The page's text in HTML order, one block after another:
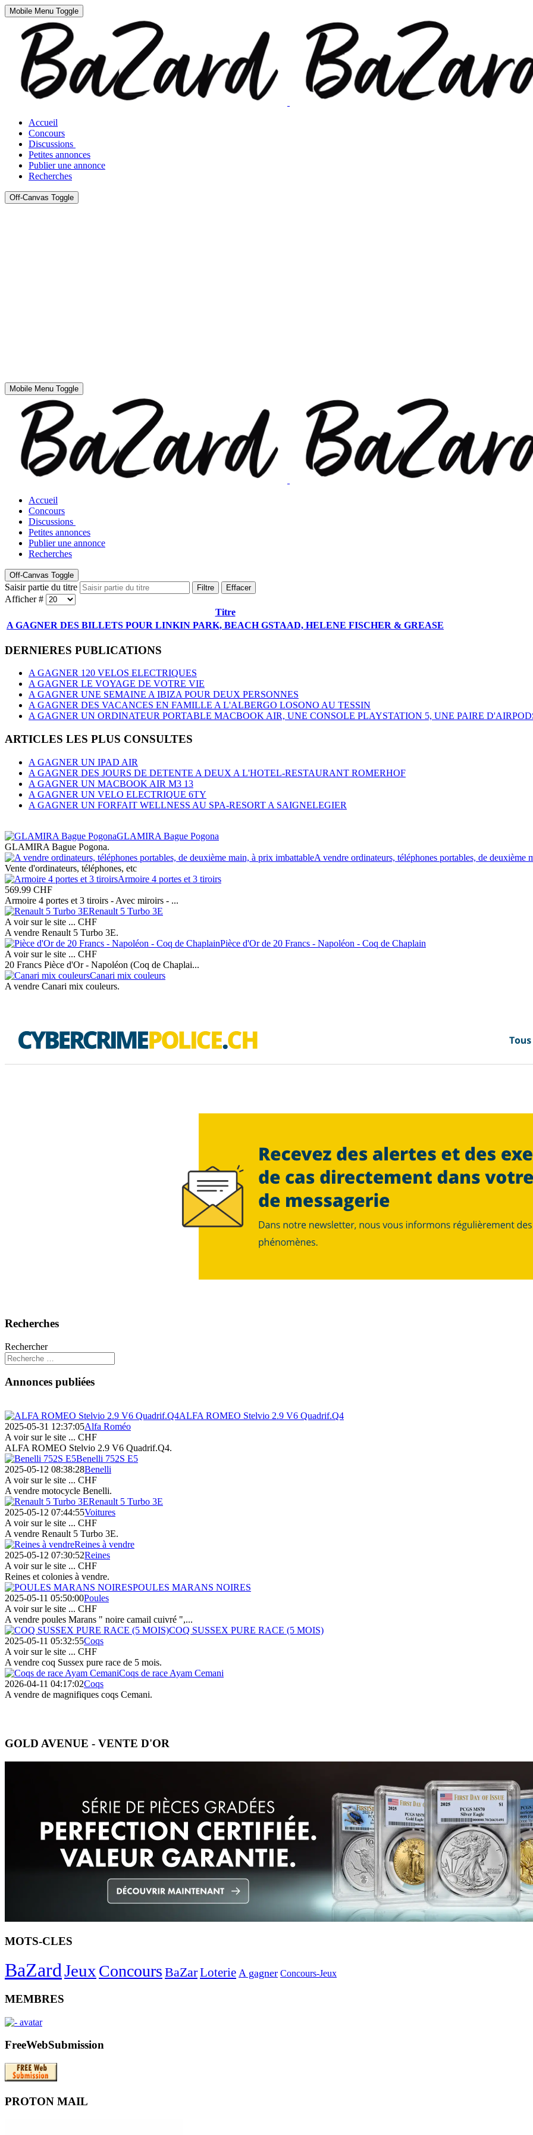
Mobile Menu Toggle
Accueil
Concours
Discussions
Petites annonces
Publier une annonce
Recherches
Off-Canvas Toggle
Mobile Menu Toggle
Accueil
Concours
Discussions
Petites annonces
Publier une annonce
Recherches
Off-Canvas Toggle
Saisir partie du titre Filtre Effacer
Afficher #
Titre
A GAGNER DES BILLETS POUR LINKIN PARK, BEACH GSTAAD, HELENE FISCHER & GREASE
DERNIERES PUBLICATIONS
A GAGNER 120 VELOS ELECTRIQUES
A GAGNER LE VOYAGE DE VOTRE VIE
A GAGNER UNE SEMAINE A IBIZA POUR DEUX PERSONNES
A GAGNER DES VACANCES EN FAMILLE A L'ALBERGO LOSONO AU TESSIN
A GAGNER UN ORDINATEUR PORTABLE MACBOOK AIR, UNE CONSOLE PLAYSTATION 5, UNE PAIRE
ARTICLES LES PLUS CONSULTES
A GAGNER UN IPAD AIR
A GAGNER DES JOURS DE DETENTE A DEUX A L'HOTEL-RESTAURANT ROMERHOF
A GAGNER UN MACBOOK AIR M3 13
A GAGNER UN VELO ELECTRIQUE 6TY
A GAGNER UN FORFAIT WELLNESS AU SPA-RESORT A SAIGNELEGIER
GLAMIRA Bague Pogona
GLAMIRA Bague Pogona.
A vendre ordinateurs, téléphones portables, de deuxième
Vente d'ordinateurs, téléphones, etc
Armoire 4 portes et 3 tiroirs
569.99 CHF
Armoire 4 portes et 3 tiroirs - Avec miroirs - ...
Renault 5 Turbo 3E
A voir sur le site ... CHF
A vendre Renault 5 Turbo 3E.
Pièce d'Or de 20 Francs - Napoléon - Coq de Chaplain
A voir sur le site ... CHF
20 Francs Pièce d'Or - Napoléon (Coq de Chaplai...
Canari mix couleurs
A vendre Canari mix couleurs.
Recherches
Rechercher
Annonces publiées
ALFA ROMEO Stelvio 2.9 V6 Quadrif.Q4
2025-05-31 12:37:05Alfa Roméo
A voir sur le site ... CHF
ALFA ROMEO Stelvio 2.9 V6 Quadrif.Q4.
Benelli 752S E5
2025-05-12 08:38:28Benelli
A voir sur le site ... CHF
A vendre motocycle Benelli.
Renault 5 Turbo 3E
2025-05-12 07:44:55Voitures
A voir sur le site ... CHF
A vendre Renault 5 Turbo 3E.
Reines à vendre
2025-05-12 07:30:52Reines
A voir sur le site ... CHF
Reines et colonies à vendre.
POULES MARANS NOIRES
2025-05-11 05:50:00Poules
A voir sur le site ... CHF
A vendre poules Marans " noire camail cuivré ",...
COQ SUSSEX PURE RACE (5 MOIS)
2025-05-11 05:32:55Coqs
A voir sur le site ... CHF
A vendre coq Sussex pure race de 5 mois.
Coqs de race Ayam Cemani
2026-04-11 04:17:02Coqs
A vendre de magnifiques coqs Cemani.
GOLD AVENUE - VENTE D'OR
MOTS-CLES
BaZardJeuxConcours BaZarLoterie A gagner Concours-Jeux
MEMBRES
FreeWebSubmission
PROTON MAIL